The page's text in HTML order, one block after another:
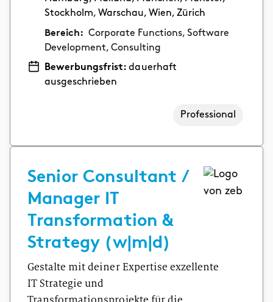
Stockholm, Warschau, Wien, Zürich
Bereich: Corporate Functions, Software
Development, Consulting
Bewerbungsfrist:dauerhaft
ausgeschrieben
Professional
Senior Consultant /
Manager IT
Transformation &
Strategy (w|m|d)
Gestalte mit deiner Expertise exzellente
IT Strategie und